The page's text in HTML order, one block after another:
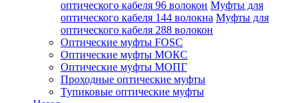
оптического кабеля 96 волокон Муфты для
оптического кабеля 144 волокна Муфты для
оптического кабеля 288 волокон
Оптические муфты FOSC
Оптические муфты МОКС
Оптические муфты МОПГ
Проходные оптические муфты
Тупиковые оптические муфты